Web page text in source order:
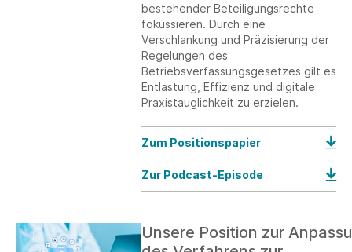
bestehender Beteiligungsrechte
fokussieren. Durch eine
Verschlankung und Präzisierung der
Regelungen des
Betriebsverfassungsgesetzes gilt es
Entlastung, Effizienz und digitale
Praxistauglichkeit zu erzielen.
Zum Positionspapier
Zur Podcast-Episode
Unsere Position zur